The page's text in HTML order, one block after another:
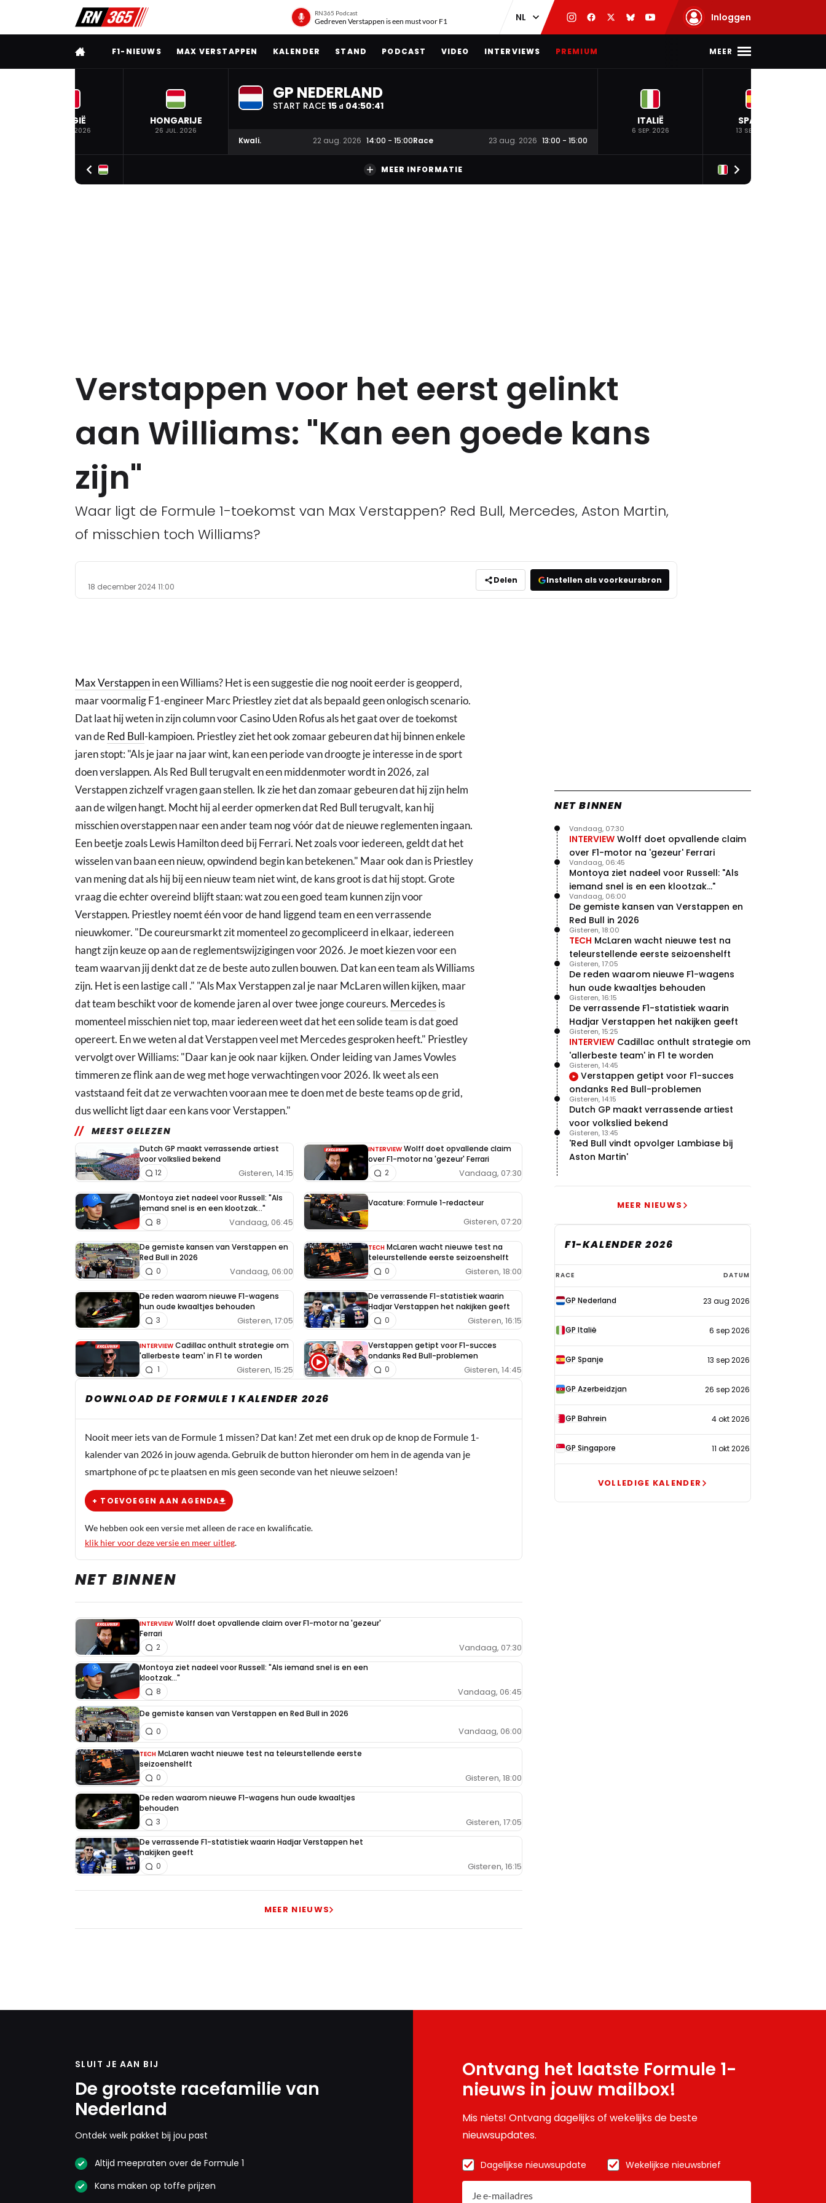
RN365 Podcast
Gedreven Verstappen is een must voor F1 Inloggen
VOLLEDIG MENU
F1-NIEUWS MAX VERSTAPPEN KALENDER STAND PODCAST VIDEO INTERVIEWS PREMIUM MEER
BELGIË
19 JUL. 2026
HONGARIJE
26 JUL. 2026
GP NEDERLAND
START RACE 15 d 04:50:40
Kwali. 22 aug. 2026 14:00 - 15:00Race 23 aug. 2026 13:00 - 15:00
ITALIË
6 SEP. 2026
SPANJE
13 SEP. 2026
MEER INFORMATIE
Verstappen voor het eerst gelinkt
aan Williams: "Kan een goede kans
zijn"
Waar ligt de Formule 1-toekomst van Max Verstappen? Red Bull, Mercedes, Aston Martin,
of misschien toch Williams?
18 december 2024 11:00
Delen Instellen als voorkeursbron
Max Verstappenin een Williams? Het is een suggestie die nog nooit eerder is geopperd,
maar voormalig F1-engineer Marc Priestley ziet dat als bepaald geen onlogisch scenario.
Dat laat hij weten in zijn column voor Casino Uden Rofus als het gaat over de toekomst
van deRed Bull-kampioen. Priestley ziet het ook zomaar gebeuren dat hij binnen enkele
jaren stopt: "Als je jaar na jaar wint, kan een periode van droogte je interesse in de sport
doen verslappen. Als Red Bull terugvalt en een middenmoter wordt in 2026, zal
Verstappen zichzelf vragen gaan stellen. Ik zie het dan zomaar gebeuren dat hij zijn helm
aan de wilgen hangt. Mocht hij al eerder opmerken dat Red Bull terugvalt, kan hij
misschien overstappen naar een ander team nog vóór dat de nieuwe reglementen ingaan.
Een beetje zoals Lewis Hamilton deed bij Ferrari. Net zoals voor iedereen, geldt dat het
wisselen van baan een nieuw, opwindend begin kan betekenen." Maar ook dan is Priestley
van mening dat als hij bij een nieuw team niet wint, de kans groot is dat hij stopt. Grote
vraag die echter overeind blijft staan: wat zou een goed team kunnen zijn voor
Verstappen. Priestley noemt één voor de hand liggend team en een verrassende
nieuwkomer. "De coureursmarkt zit momenteel zo gecompliceerd in elkaar, iedereen
hangt zijn keuze op aan de reglementswijzigingen voor 2026. Je moet kiezen voor een
team waarvan jij denkt dat ze de beste auto zullen bouwen. Dat kan een team als Williams
zijn. Het is een lastige call ." "Als Max Verstappen zal je naar McLaren willen kijken, maar
dat team beschikt voor de komende jaren al over twee jonge coureurs. Mercedesis
momenteel misschien niet top, maar iedereen weet dat het een solide team is dat goed
opereert. En we weten al dat Verstappen veel met Mercedes gesproken heeft." Priestley
vervolgt over Williams: "Daar kan je ook naar kijken. Onder leiding van James Vowles
timmeren ze flink aan de weg met hoge verwachtingen voor 2026. Ik weet als een
vaststaand feit dat ze verwachten vooraan mee te doen met de beste teams op de grid,
dus wellicht ligt daar een kans voor Verstappen."
MEEST GELEZEN
Dutch GP maakt verrassende artiest
voor volkslied bekend
Gisteren, 14:15
12
INTERVIEW Wolff doet opvallende claim
over F1-motor na 'gezeur' Ferrari
Vandaag, 07:30
2
Montoya ziet nadeel voor Russell: "Als
iemand snel is en een klootzak..."
Vandaag, 06:45
8
Vacature: Formule 1-redacteur
Gisteren, 07:20
De gemiste kansen van Verstappen en
Red Bull in 2026
Vandaag, 06:00
0
TECH McLaren wacht nieuwe test na
teleurstellende eerste seizoenshelft
Gisteren, 18:00
0
De reden waarom nieuwe F1-wagens
hun oude kwaaltjes behouden
Gisteren, 17:05
3
De verrassende F1-statistiek waarin
Hadjar Verstappen het nakijken geeft
Gisteren, 16:15
0
INTERVIEW Cadillac onthult strategie om
'allerbeste team' in F1 te worden
Gisteren, 15:25
1
Verstappen getipt voor F1-succes
ondanks Red Bull-problemen
Gisteren, 14:45
0
DOWNLOAD DE FORMULE 1 KALENDER 2026
Nooit meer iets van de Formule 1 missen? Dat kan! Zet met een druk op de knop de Formule 1-
kalender van 2026 in jouw agenda. Gebruik de button hieronder om hem in de agenda van je
smartphone of pc te plaatsen en mis geen seconde van het nieuwe seizoen!
+ TOEVOEGEN AAN AGENDA
We hebben ook een versie met alleen de race en kwalificatie.
klik hier voor deze versie en meer uitleg.
NET BINNEN
INTERVIEW Wolff doet opvallende claim over F1-motor na 'gezeur'
Ferrari
Vandaag, 07:30
2
Montoya ziet nadeel voor Russell: "Als iemand snel is en een
klootzak..."
Vandaag, 06:45
8
De gemiste kansen van Verstappen en Red Bull in 2026
Vandaag, 06:00
0
TECH McLaren wacht nieuwe test na teleurstellende eerste
seizoenshelft
Gisteren, 18:00
0
De reden waarom nieuwe F1-wagens hun oude kwaaltjes
behouden
Gisteren, 17:05
3
De verrassende F1-statistiek waarin Hadjar Verstappen het
nakijken geeft
Gisteren, 16:15
0
MEER NIEUWS
NET BINNEN
INTERVIEW Wolff doet opvallende claim
over F1-motor na 'gezeur' Ferrari
Vandaag, 07:30
Montoya ziet nadeel voor Russell: "Als
iemand snel is en een klootzak..."
Vandaag, 06:45
De gemiste kansen van Verstappen en
Red Bull in 2026
Vandaag, 06:00
TECH McLaren wacht nieuwe test na
teleurstellende eerste seizoenshelft
Gisteren, 18:00
De reden waarom nieuwe F1-wagens
hun oude kwaaltjes behouden
Gisteren, 17:05
De verrassende F1-statistiek waarin
Hadjar Verstappen het nakijken geeft
Gisteren, 16:15
INTERVIEW Cadillac onthult strategie om
'allerbeste team' in F1 te worden
Gisteren, 15:25
Verstappen getipt voor F1-succes
ondanks Red Bull-problemen
Gisteren, 14:45
Dutch GP maakt verrassende artiest
voor volkslied bekend
Gisteren, 14:15
'Red Bull vindt opvolger Lambiase bij
Aston Martin'
Gisteren, 13:45
MEER NIEUWS
F1-KALENDER 2026
F1-
kalender
2026
RACE DATUM
GP Nederland 23 aug 2026
GP Italië 6 sep 2026
GP Spanje 13 sep 2026
GP Azerbeidzjan 26 sep 2026
GP Bahrein 4 okt 2026
GP Singapore 11 okt 2026
VOLLEDIGE KALENDER
SLUIT JE AAN BIJ
De grootste racefamilie van
Nederland
Ontdek welk pakket bij jou past
Altijd meepraten over de Formule 1
Kans maken op toffe prijzen
Ontvang het laatste Formule 1-
nieuws in jouw mailbox!
Mis niets! Ontvang dagelijks of wekelijks de beste
nieuwsupdates.
Dagelijkse nieuwsupdate Wekelijkse nieuwsbrief